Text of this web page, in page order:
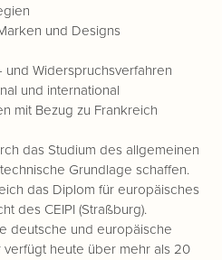
und Designs
und Widerspruchsverfahren
und international
mit Bezug zu Frankreich
das Studium des allgemeinen
Grundlage schaffen.
das Diplom für europäisches
des CEIPI (Straßburg).
deutsche und europäische
verfügt heute über mehr als 20